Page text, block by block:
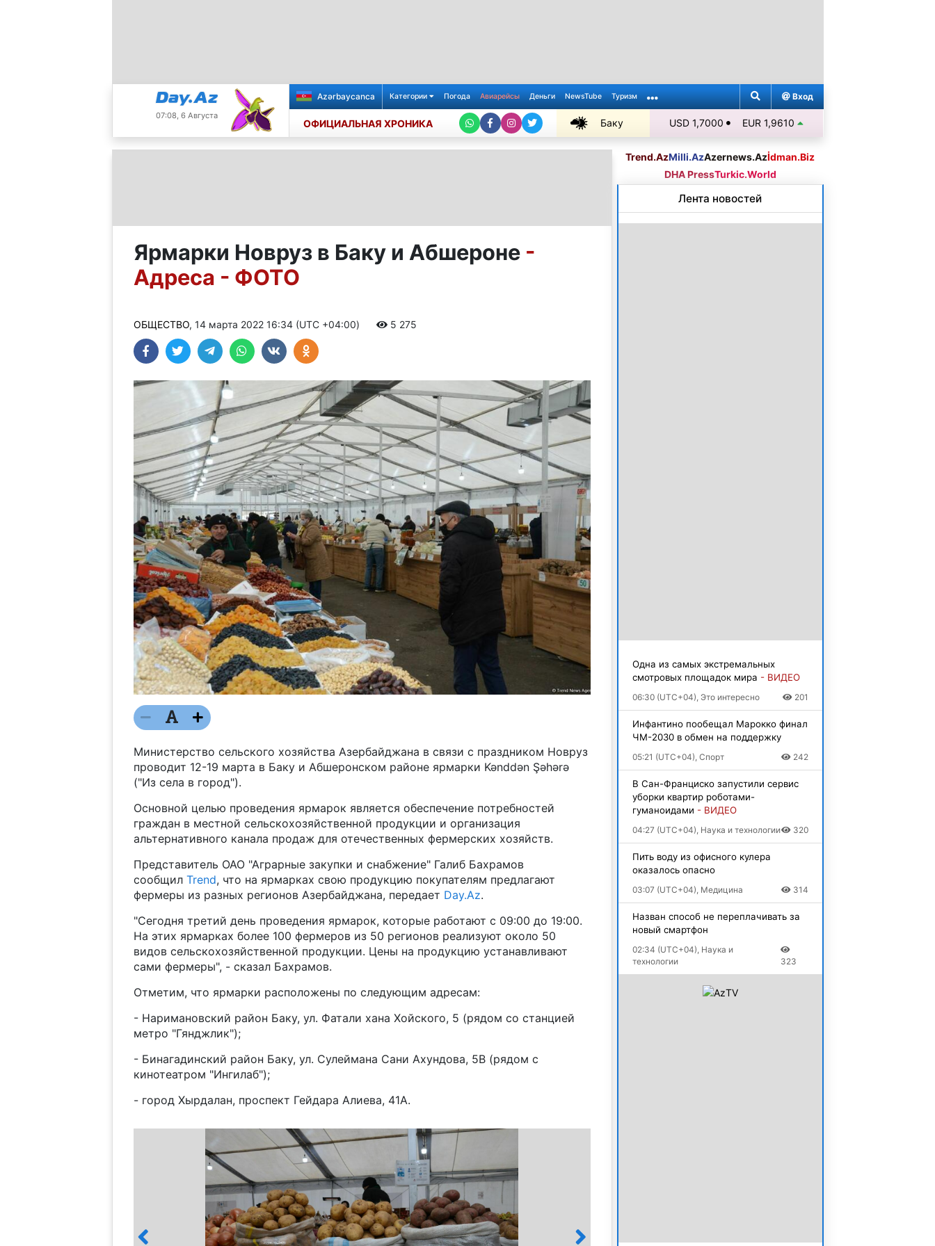
07:08, 6 Августа
Azərbaycanca Категории Погода Авиарейсы Деньги NewsTube Туризм Вход
ОФИЦИАЛЬНАЯ ХРОНИКА Баку
+26℃
USD 1,7000 EUR 1,9610
Ярмарки Новруз в Баку и Абшероне -
Адреса - ФОТО
ОБЩЕСТВО, 14 марта 2022 16:34 (UTC +04:00) 5 275
Министерство сельского хозяйства Азербайджана в связи с праздником Новруз
проводит 12-19 марта в Баку и Абшеронском районе ярмарки Kənddən Şəhərə
("Из села в город").
Основной целью проведения ярмарок является обеспечение потребностей
граждан в местной сельскохозяйственной продукции и организация
альтернативного канала продаж для отечественных фермерских хозяйств.
Представитель ОАО "Аграрные закупки и снабжение" Галиб Бахрамов
сообщил Trend, что на ярмарках свою продукцию покупателям предлагают
фермеры из разных регионов Азербайджана, передает Day.Az.
"Сегодня третий день проведения ярмарок, которые работают с 09:00 до 19:00.
На этих ярмарках более 100 фермеров из 50 регионов реализуют около 50
видов сельскохозяйственной продукции. Цены на продукцию устанавливают
сами фермеры", - сказал Бахрамов.
Отметим, что ярмарки расположены по следующим адресам:
- Наримановский район Баку, ул. Фатали хана Хойского, 5 (рядом со станцией
метро "Гянджлик");
- Бинагадинский район Баку, ул. Сулеймана Сани Ахундова, 5В (рядом с
кинотеатром "Ингилаб");
- город Хырдалан, проспект Гейдара Алиева, 41А.
Trend.AzMilli.AzAzernews.Azİdman.Biz
DHA PressTurkic.World
Лента новостей
Одна из самых экстремальных
смотровых площадок мира - ВИДЕО
06:30 (UTC+04), Это интересно 201
Инфантино пообещал Марокко финал
ЧМ-2030 в обмен на поддержку
05:21 (UTC+04), Спорт 242
В Сан-Франциско запустили сервис
уборки квартир роботами-
гуманоидами - ВИДЕО
04:27 (UTC+04), Наука и технологии 320
Пить воду из офисного кулера
оказалось опасно
03:07 (UTC+04), Медицина 314
Назван способ не переплачивать за
новый смартфон
02:34 (UTC+04), Наука и
технологии
323